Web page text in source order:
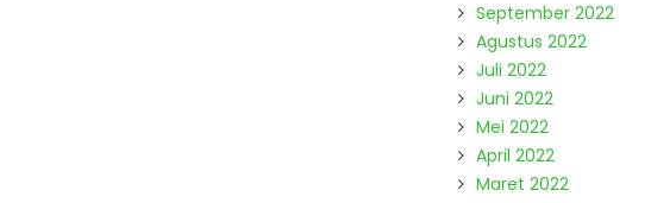
September 2022
Agustus 2022
Juli 2022
Juni 2022
Mei 2022
April 2022
Maret 2022